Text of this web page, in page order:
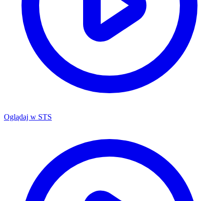
Oglądaj w STS